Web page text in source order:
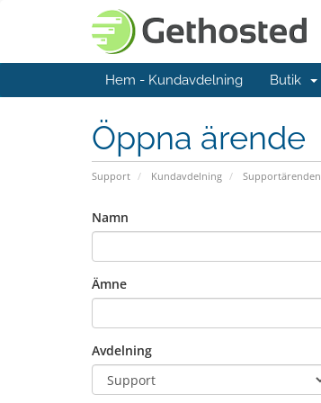
Hem - Kundavdelning Butik
Öppna ärende
Support Kundavdelning Supportärenden
Namn
Ämne
Avdelning